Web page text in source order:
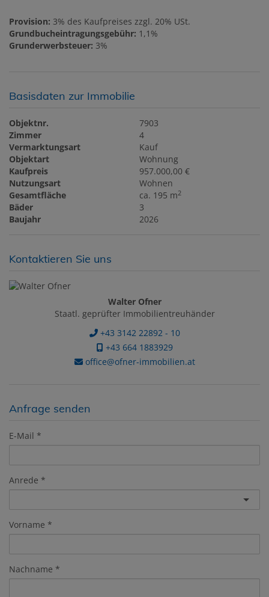
Provision: 3% des Kaufpreises zzgl. 20% USt.
Grundbucheintragungsgebühr: 1,1%
Grunderwerbsteuer: 3%
Basisdaten zur Immobilie
Objektnr.
7903
Zimmer
4
Vermarktungsart
Kauf
Objektart
Wohnung
Kaufpreis
957.000,00 €
Nutzungsart
Wohnen
Gesamtfläche
ca. 195 m2
Bäder
3
Baujahr
2026
Kontaktieren Sie uns
Walter Ofner
Staatl. geprüfter Immobilientreuhänder
+43 3142 22892 - 10
+43 664 1883929
office@ofner-immobilien.at
Anfrage senden
E-Mail
Anrede
Vorname
Nachname